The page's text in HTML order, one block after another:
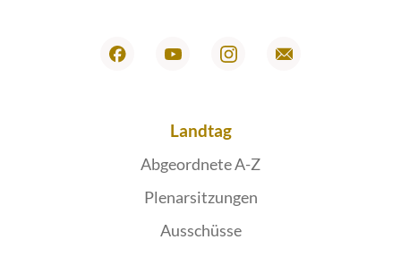
Landtag
Abgeordnete A-Z
Plenarsitzungen
Ausschüsse